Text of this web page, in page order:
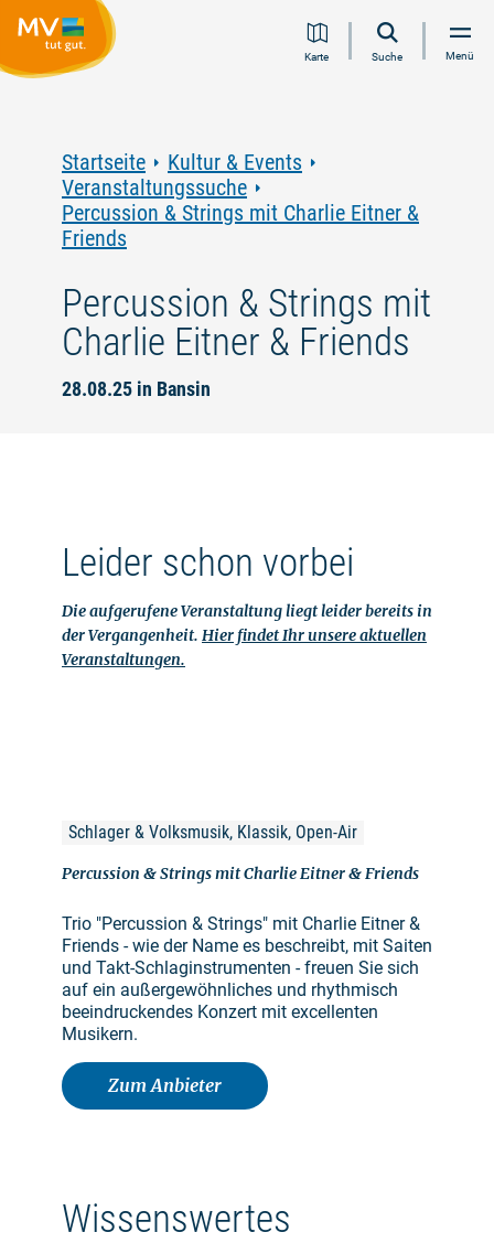
Inhalt
Navigation
Volltextsuche
FooterKarte Suche Menü
Startseite
Kultur & Events
Veranstaltungssuche
Percussion & Strings mit Charlie Eitner &
Friends
Percussion & Strings mit
Charlie Eitner & Friends
28.08.25 in Bansin
Leider schon vorbei
Die aufgerufene Veranstaltung liegt leider bereits in
der Vergangenheit. Hier findet Ihr unsere aktuellen
Veranstaltungen.
Schlager & Volksmusik, Klassik, Open-Air
Percussion & Strings mit Charlie Eitner & Friends
Trio "Percussion & Strings" mit Charlie Eitner &
Friends - wie der Name es beschreibt, mit Saiten
und Takt-Schlaginstrumenten - freuen Sie sich
auf ein außergewöhnliches und rhythmisch
beeindruckendes Konzert mit excellenten
Musikern.
Zum Anbieter
Wissenswertes